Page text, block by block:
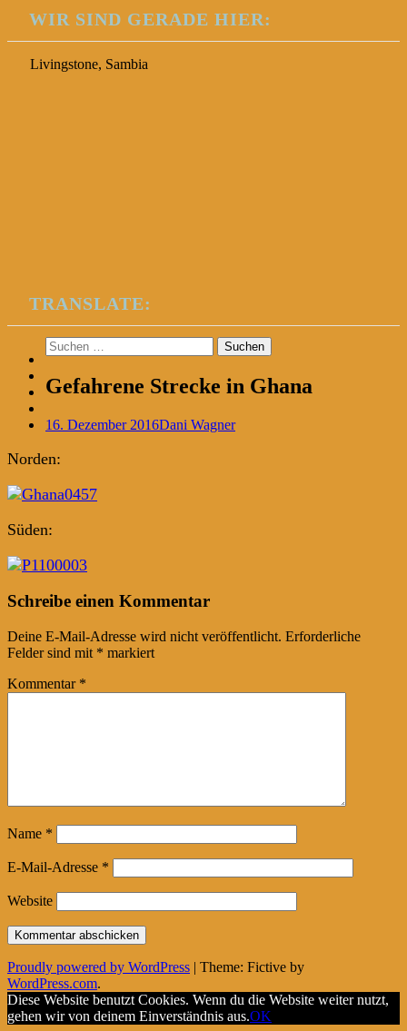
WIR SIND GERADE HIER:
Livingstone, Sambia
TRANSLATE:
Suchen
nach:
Gefahrene Strecke in Ghana
16. Dezember 2016Dani Wagner
Norden:
Süden:
Post
navigation
←
→
Schreibe einen Kommentar
Deine E-Mail-Adresse wird nicht veröffentlicht. Erforderliche
Felder sind mit * markiert
Kommentar *
Name *
E-Mail-Adresse *
Website
Proudly powered by WordPress | Theme: Fictive by
WordPress.com.
Diese Website benutzt Cookies. Wenn du die Website weiter nutzt,
gehen wir von deinem Einverständnis aus.OK